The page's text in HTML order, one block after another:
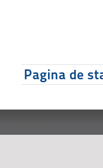
Pagina de